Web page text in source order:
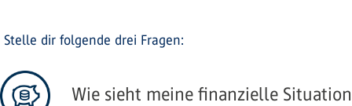
Stelle dir folgende drei Fragen:
​ Wie sieht meine finanzielle Situation